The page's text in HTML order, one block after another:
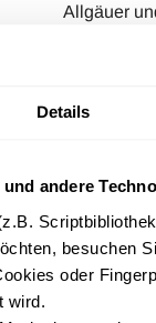
Details
andere
besuchen
oder
wird.
Allgäuer
Erlebnis im